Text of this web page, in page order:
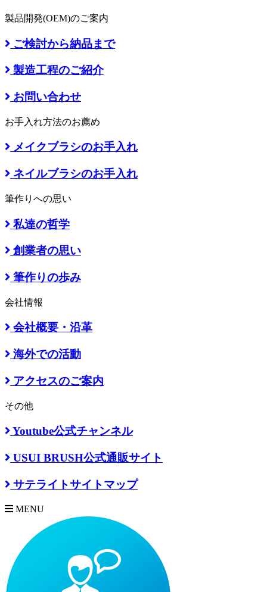
製品開発(OEM)のご案内
ご検討から納品まで
製造工程のご紹介
お問い合わせ
お手入れ方法のお薦め
メイクブラシのお手入れ
ネイルブラシのお手入れ
筆作りへの思い
私達の哲学
創業者の思い
筆作りの歩み
会社情報
会社概要・沿革
海外での活動
アクセスのご案内
その他
Youtube公式チャンネル
USUI BRUSH公式通販サイト
サテライトサイトマップ
MENU